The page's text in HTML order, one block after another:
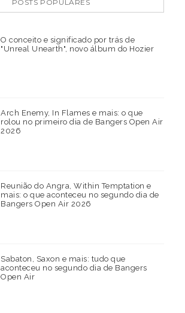
POSTS POPULARES
O conceito e significado por trás de
"Unreal Unearth", novo álbum do Hozier
Arch Enemy, In Flames e mais: o que
rolou no primeiro dia de Bangers Open Air
2026
Reunião do Angra, Within Temptation e
mais: o que aconteceu no segundo dia de
Bangers Open Air 2026
Sabaton, Saxon e mais: tudo que
aconteceu no segundo dia de Bangers
Open Air